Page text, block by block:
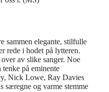
sammen elegante, stilfulle
rede i hodet på lytteren.
av slike sanger. Noe
på eminente
Nick Lowe, Ray Davies
særegne og varme stemme